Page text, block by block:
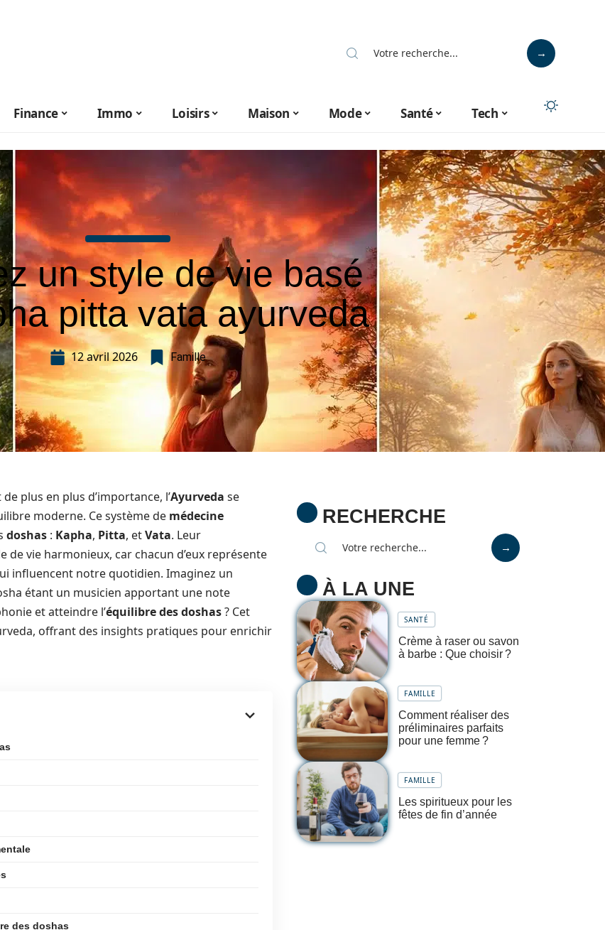
Finance Immo Loisirs Maison Mode Santé Tech
un style de vie basé
pitta vata ayurveda
12 avril 2026 Famille
plus en plus d’importance, l’Ayurveda se
moderne. Ce système de médecine
doshas : Kapha, Pitta, etVata. Leur
vie harmonieux, car chacun d’eux représente
influencent notre quotidien. Imaginez un
étant un musicien apportant une note
et atteindre l’équilibre des doshas? Cet
offrant des insights pratiques pour enrichir
des doshas
RECHERCHE
À LA UNE
SANTÉ
Crème à raser ou savon
à barbe : Que choisir ?
FAMILLE
Comment réaliser des
préliminaires parfaits
pour une femme ?
FAMILLE
Les spiritueux pour les
fêtes de fin d’année